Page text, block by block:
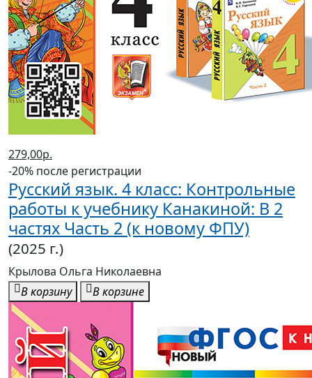
279,00р.
-20% после регистрации
Русский язык. 4 класс: Контрольные
работы к учебнику Канакиной: В 2
частях Часть 2 (к новому ФПУ)
(2025 г.)
Крылова Ольга Николаевна
В корзину
В корзине